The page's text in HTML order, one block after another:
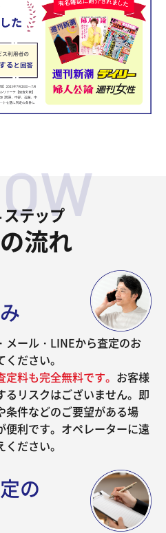
テップ
流れ
メール・LINEから査定のお
ださい。
料も完全無料です。 お客様
るリスクはございません。即
条件などのご要望がある場
便利です。オペレーターに遠
ださい。
の